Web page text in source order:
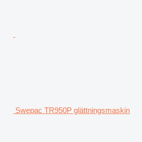
Swepac TR950P glättningsmaskin